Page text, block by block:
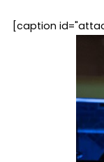
[caption